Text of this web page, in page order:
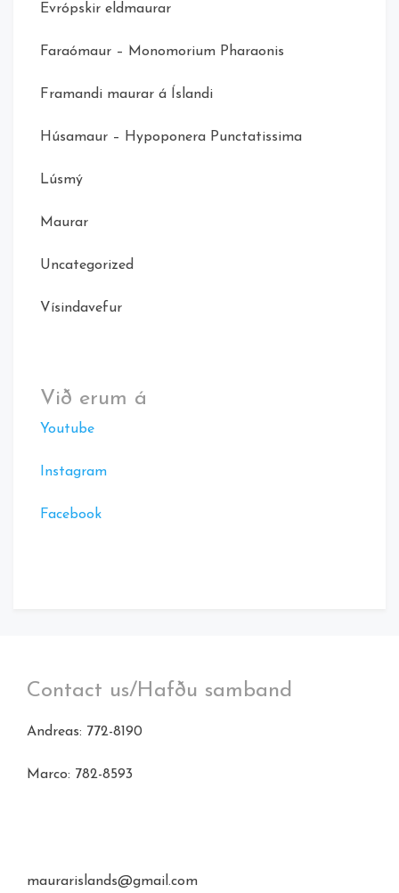
Evrópskir eldmaurar
Faraómaur – Monomorium Pharaonis
Framandi maurar á Íslandi
Húsamaur – Hypoponera Punctatissima
Lúsmý
Maurar
Uncategorized
Vísindavefur
Við erum á
Youtube
Instagram
Facebook
Contact us/Hafðu samband
Andreas: 772-8190
Marco: 782-8593
maurarislands@gmail.com